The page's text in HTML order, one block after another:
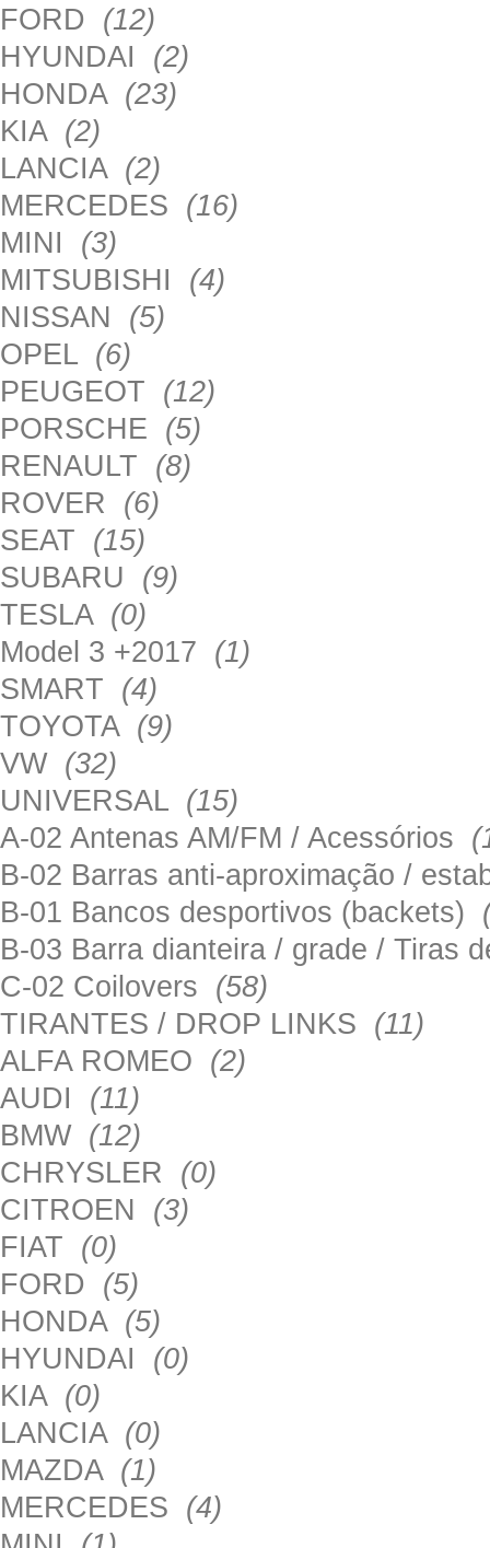
FORD (12)
HYUNDAI (2)
HONDA (23)
KIA (2)
LANCIA (2)
MERCEDES (16)
MINI (3)
MITSUBISHI (4)
NISSAN (5)
OPEL (6)
PEUGEOT (12)
PORSCHE (5)
RENAULT (8)
ROVER (6)
SEAT (15)
SUBARU (9)
TESLA (0)
Model 3 +2017 (1)
SMART (4)
TOYOTA (9)
VW (32)
UNIVERSAL (15)
A-02 Antenas AM/FM / Acessórios
B-02 Barras anti-aproximação /
B-01 Bancos desportivos (backets)
B-03 Barra dianteira / grade / Tiras
C-02 Coilovers (58)
TIRANTES / DROP LINKS (11)
ALFA ROMEO (2)
AUDI (11)
BMW (12)
CHRYSLER (0)
CITROEN (3)
FIAT (0)
FORD (5)
HONDA (5)
HYUNDAI (0)
KIA (0)
LANCIA (0)
MAZDA (1)
MERCEDES (4)